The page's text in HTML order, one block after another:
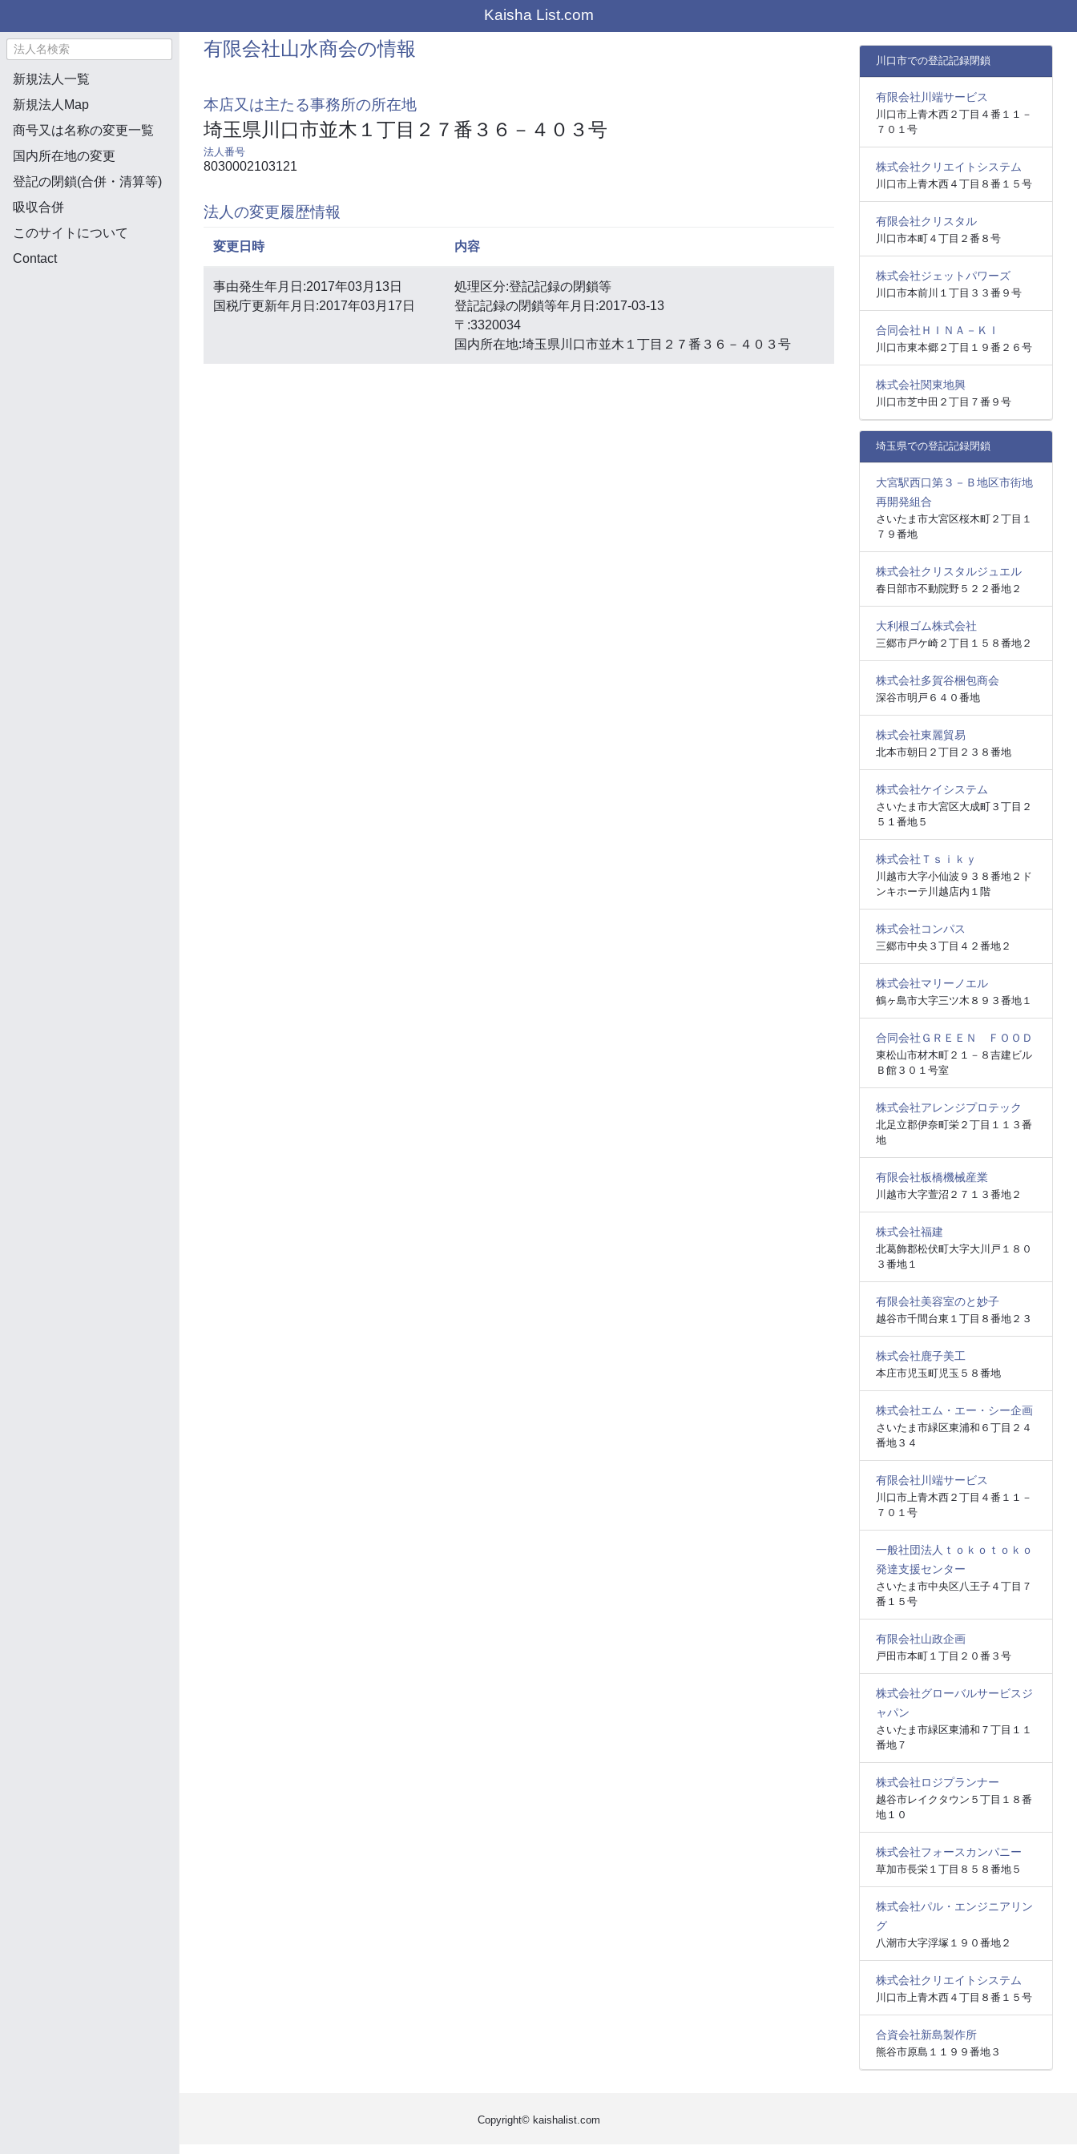
Kaisha List.com
新規法人一覧
新規法人Map
商号又は名称の変更一覧
国内所在地の変更
登記の閉鎖(合併・清算等)
吸収合併
このサイトについて
Contact
有限会社山水商会の情報
本店又は主たる事務所の所在地
埼玉県川口市並木１丁目２７番３６－４０３号
法人番号
8030002103121
法人の変更履歴情報
変更日時 内容
事由発生年月日:2017年03月13日
国税庁更新年月日:2017年03月17日
処理区分:登記記録の閉鎖等
登記記録の閉鎖等年月日:2017-03-13
〒:3320034
国内所在地:埼玉県川口市並木１丁目２７番３６－４０３号
川口市での登記記録閉鎖
有限会社川端サービス
川口市上青木西２丁目４番１１－
７０１号
株式会社クリエイトシステム
川口市上青木西４丁目８番１５号
有限会社クリスタル
川口市本町４丁目２番８号
株式会社ジェットパワーズ
川口市本前川１丁目３３番９号
合同会社ＨＩＮＡ－ＫＩ
川口市東本郷２丁目１９番２６号
株式会社関東地興
川口市芝中田２丁目７番９号
埼玉県での登記記録閉鎖
大宮駅西口第３－Ｂ地区市街地
再開発組合
さいたま市大宮区桜木町２丁目１
７９番地
株式会社クリスタルジュエル
春日部市不動院野５２２番地２
大利根ゴム株式会社
三郷市戸ケ崎２丁目１５８番地２
株式会社多賀谷梱包商会
深谷市明戸６４０番地
株式会社東麗貿易
北本市朝日２丁目２３８番地
株式会社ケイシステム
さいたま市大宮区大成町３丁目２
５１番地５
株式会社Ｔｓｉｋｙ
川越市大字小仙波９３８番地２ド
ンキホーテ川越店内１階
株式会社コンパス
三郷市中央３丁目４２番地２
株式会社マリーノエル
鶴ヶ島市大字三ツ木８９３番地１
合同会社ＧＲＥＥＮ ＦＯＯＤ
東松山市材木町２１－８吉建ビル
Ｂ館３０１号室
株式会社アレンジプロテック
北足立郡伊奈町栄２丁目１１３番
地
有限会社板橋機械産業
川越市大字萱沼２７１３番地２
株式会社福建
北葛飾郡松伏町大字大川戸１８０
３番地１
有限会社美容室のと妙子
越谷市千間台東１丁目８番地２３
株式会社鹿子美工
本庄市児玉町児玉５８番地
株式会社エム・エー・シー企画
さいたま市緑区東浦和６丁目２４
番地３４
有限会社川端サービス
川口市上青木西２丁目４番１１－
７０１号
一般社団法人ｔｏｋｏｔｏｋｏ
発達支援センター
さいたま市中央区八王子４丁目７
番１５号
有限会社山政企画
戸田市本町１丁目２０番３号
株式会社グローバルサービスジ
ャパン
さいたま市緑区東浦和７丁目１１
番地７
株式会社ロジプランナー
越谷市レイクタウン５丁目１８番
地１０
株式会社フォースカンパニー
草加市長栄１丁目８５８番地５
株式会社パル・エンジニアリン
グ
八潮市大字浮塚１９０番地２
株式会社クリエイトシステム
川口市上青木西４丁目８番１５号
合資会社新島製作所
熊谷市原島１１９９番地３
Copyright© kaishalist.com